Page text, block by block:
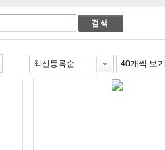
40개씩 보기
최신등록순